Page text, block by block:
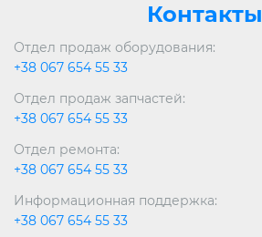
Контакты
Отдел продаж оборудования:
+38 067 654 55 33
Отдел продаж запчастей:
+38 067 654 55 33
Отдел ремонта:
+38 067 654 55 33
Информационная поддержка:
+38 067 654 55 33